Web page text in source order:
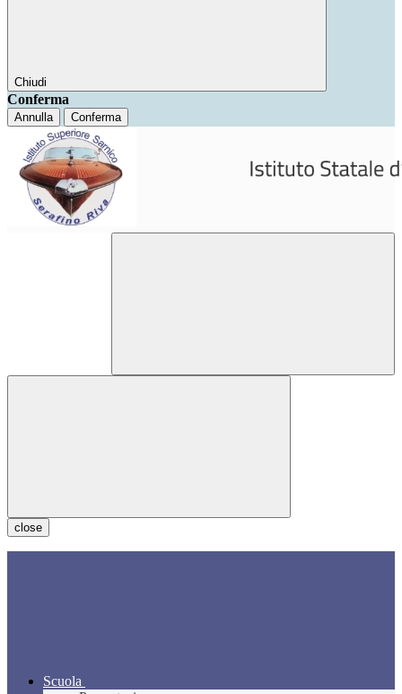
Chiudi
Conferma
Annulla Conferma
close
Scuola